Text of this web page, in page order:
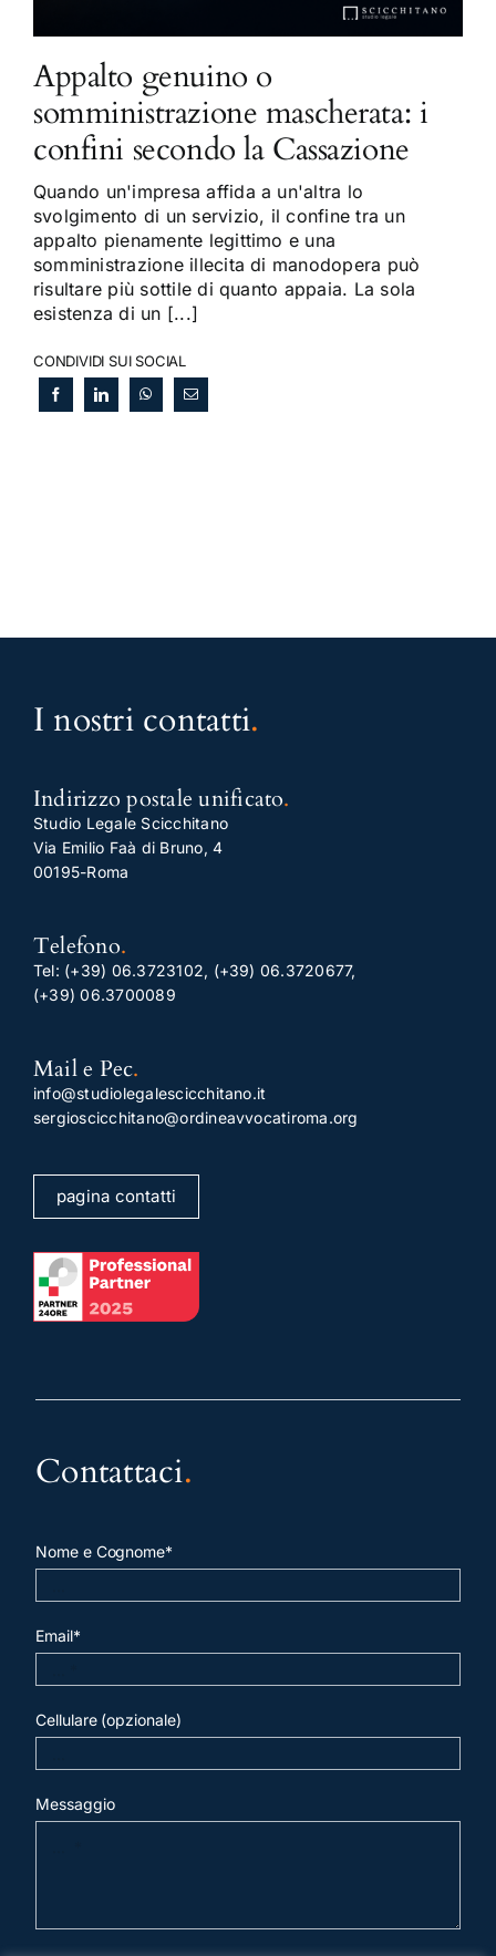
Appalto genuino o
somministrazione mascherata: i
confini secondo la Cassazione
Quando un'impresa affida a un'altra lo
svolgimento di un servizio, il confine tra un
appalto pienamente legittimo e una
somministrazione illecita di manodopera può
risultare più sottile di quanto appaia. La sola
esistenza di un [...]
CONDIVIDI SUI SOCIAL
I nostri contatti.
Indirizzo postale unificato.
Studio Legale Scicchitano
Via Emilio Faà di Bruno, 4
00195-Roma
Telefono.
Tel: (+39) 06.3723102, (+39) 06.3720677,
(+39) 06.3700089
Mail e Pec.
info@studiolegalescicchitano.it
sergioscicchitano@ordineavvocatiroma.org
pagina contatti
Contattaci.
Nome e Cognome*
Email*
Cellulare (opzionale)
Messaggio